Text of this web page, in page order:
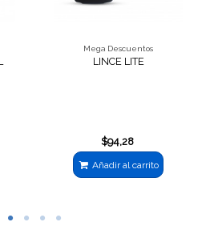
Mega Descuentos
LINCE LITE
$94,28
Añadir al carrito